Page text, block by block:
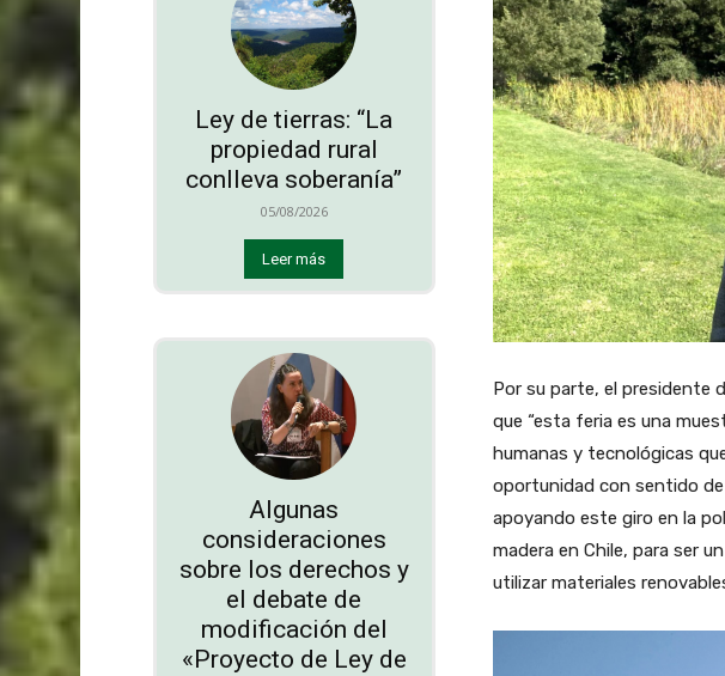
Ley de tierras: “La
propiedad rural
conlleva soberanía”
05/08/2026
Leer más
Algunas
consideraciones
sobre los derechos y
el debate de
modificación del
«Proyecto de Ley de
Por su parte, el presidente
que “esta feria es una
humanas y tecnológicas
oportunidad con sentido
apoyando este giro en la
madera en Chile, para ser
utilizar materiales